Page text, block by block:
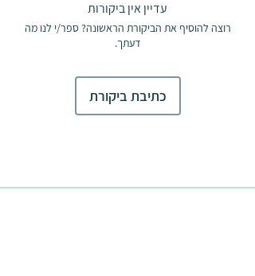
עדיין אין ביקורות
רוצה להוסיף את הביקורת הראשונה? ספר/י לנו מה
דעתך.
כתיבת ביקורת